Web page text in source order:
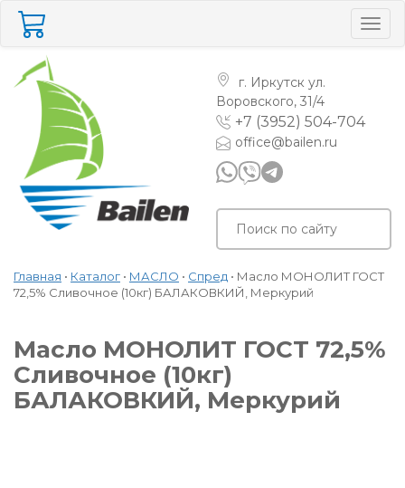
г. Иркутск ул.
Воровского, 31/4
+7 (3952) 504-704
office@bailen.ru
Главная • Каталог • МАСЛО • Спред • Масло МОНОЛИТ ГОСТ
72,5% Сливочное (10кг) БАЛАКОВКИЙ, Меркурий
Масло МОНОЛИТ ГОСТ 72,5%
Сливочное (10кг)
БАЛАКОВКИЙ, Меркурий